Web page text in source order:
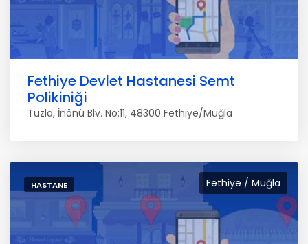
Fethiye Devlet Hastanesi Semt
Polikiniği
Tuzla, İnönü Blv. No:11, 48300 Fethiye/Muğla
Fethiye / Muğla
HASTANE